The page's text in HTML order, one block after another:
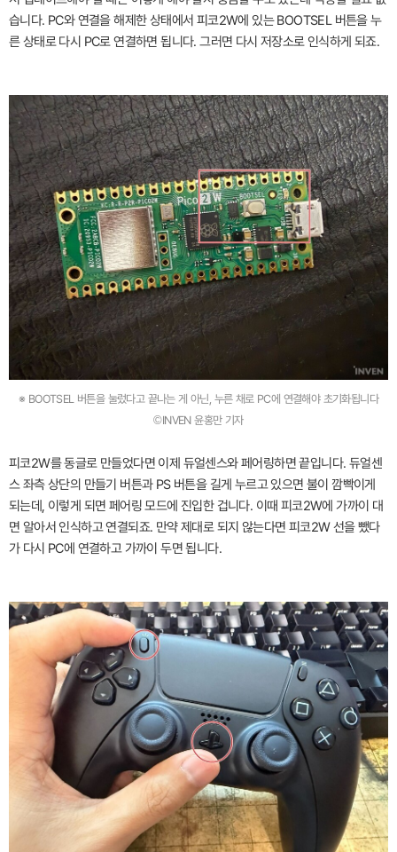
습니다. PC와 연결을 해제한 상태에서 피코2W에 있는 BOOTSEL 버튼을 누
른 상태로 다시 PC로 연결하면 됩니다. 그러면 다시 저장소로 인식하게 되죠.
※ BOOTSEL 버튼을 눌렀다고 끝나는 게 아닌, 누른 채로 PC에 연결해야 초기화됩니다
©INVEN 윤홍만 기자
피코2W를 동글로 만들었다면 이제 듀얼센스와 페어링하면 끝입니다. 듀얼센
스 좌측 상단의 만들기 버튼과 PS 버튼을 길게 누르고 있으면 불이 깜빡이게
되는데, 이렇게 되면 페어링 모드에 진입한 겁니다. 이때 피코2W에 가까이 대
면 알아서 인식하고 연결되죠. 만약 제대로 되지 않는다면 피코2W 선을 뺐다
가 다시 PC에 연결하고 가까이 두면 됩니다.